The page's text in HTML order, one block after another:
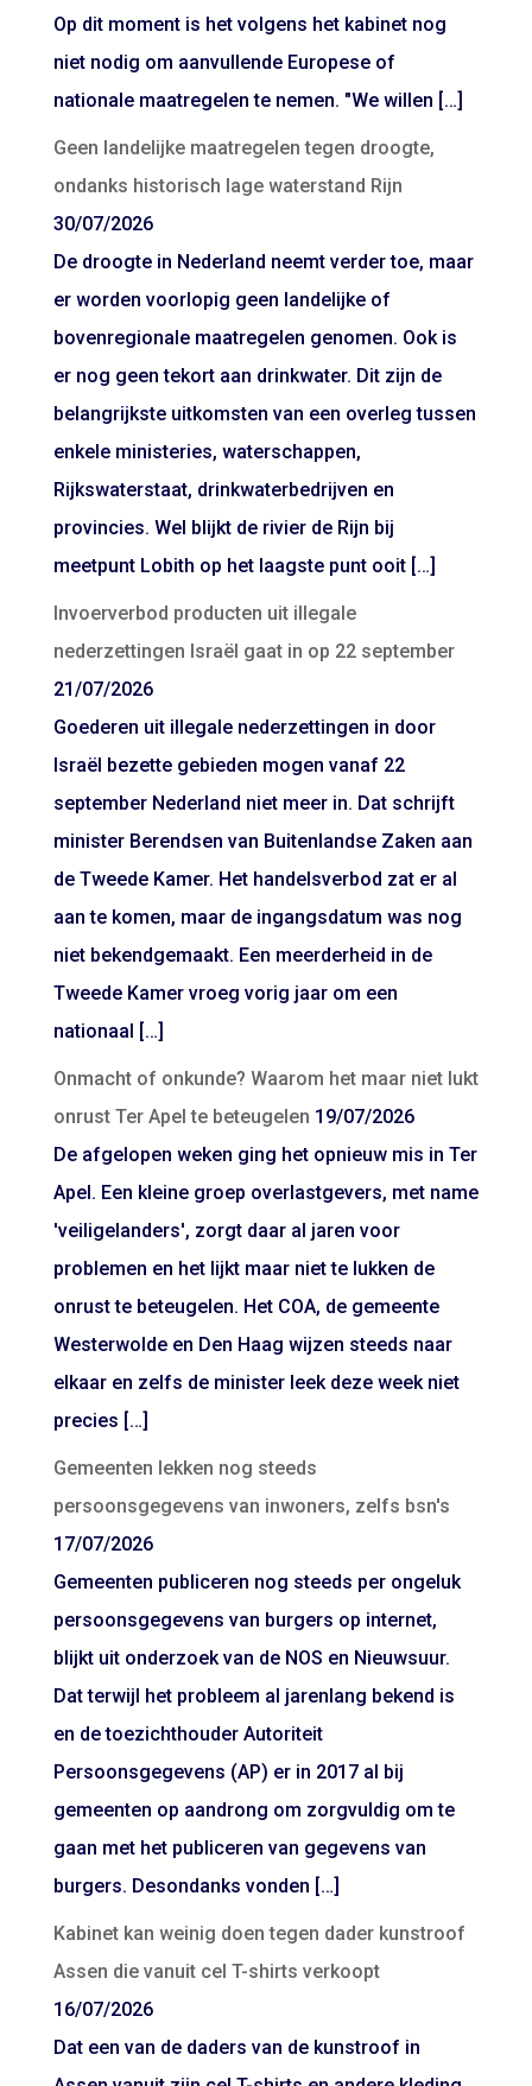
Op dit moment is het volgens het kabinet nog
niet nodig om aanvullende Europese of
nationale maatregelen te nemen. "We willen […]
Geen landelijke maatregelen tegen droogte,
ondanks historisch lage waterstand Rijn
30/07/2026
De droogte in Nederland neemt verder toe, maar
er worden voorlopig geen landelijke of
bovenregionale maatregelen genomen. Ook is
er nog geen tekort aan drinkwater. Dit zijn de
belangrijkste uitkomsten van een overleg tussen
enkele ministeries, waterschappen,
Rijkswaterstaat, drinkwaterbedrijven en
provincies. Wel blijkt de rivier de Rijn bij
meetpunt Lobith op het laagste punt ooit […]
Invoerverbod producten uit illegale
nederzettingen Israël gaat in op 22 september
21/07/2026
Goederen uit illegale nederzettingen in door
Israël bezette gebieden mogen vanaf 22
september Nederland niet meer in. Dat schrijft
minister Berendsen van Buitenlandse Zaken aan
de Tweede Kamer. Het handelsverbod zat er al
aan te komen, maar de ingangsdatum was nog
niet bekendgemaakt. Een meerderheid in de
Tweede Kamer vroeg vorig jaar om een
nationaal […]
Onmacht of onkunde? Waarom het maar niet lukt
onrust Ter Apel te beteugelen 19/07/2026
De afgelopen weken ging het opnieuw mis in Ter
Apel. Een kleine groep overlastgevers, met name
'veiligelanders', zorgt daar al jaren voor
problemen en het lijkt maar niet te lukken de
onrust te beteugelen. Het COA, de gemeente
Westerwolde en Den Haag wijzen steeds naar
elkaar en zelfs de minister leek deze week niet
precies […]
Gemeenten lekken nog steeds
persoonsgegevens van inwoners, zelfs bsn's
17/07/2026
Gemeenten publiceren nog steeds per ongeluk
persoonsgegevens van burgers op internet,
blijkt uit onderzoek van de NOS en Nieuwsuur.
Dat terwijl het probleem al jarenlang bekend is
en de toezichthouder Autoriteit
Persoonsgegevens (AP) er in 2017 al bij
gemeenten op aandrong om zorgvuldig om te
gaan met het publiceren van gegevens van
burgers. Desondanks vonden […]
Kabinet kan weinig doen tegen dader kunstroof
Assen die vanuit cel T-shirts verkoopt
16/07/2026
Dat een van de daders van de kunstroof in